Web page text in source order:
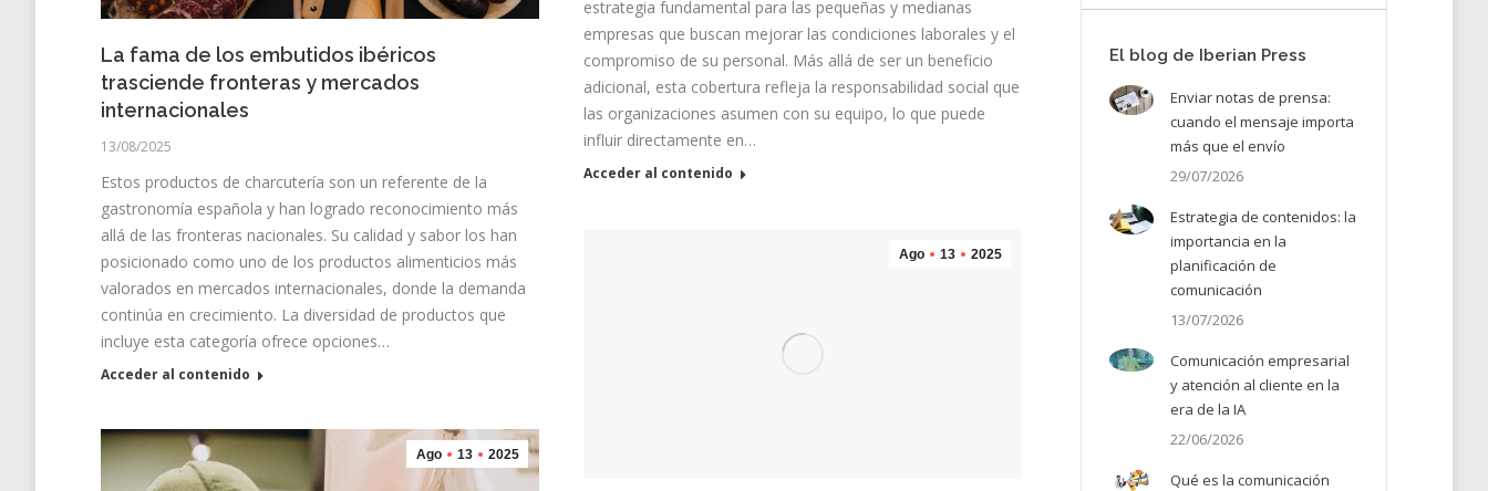
estrategia fundamental para las pequeñas y medianas
empresas que buscan mejorar las condiciones laborales y el
compromiso de su personal. Más allá de ser un beneficio
adicional, esta cobertura refleja la responsabilidad social que
las organizaciones asumen con su equipo, lo que puede
influir directamente en…
Acceder al contenido
La fama de los embutidos ibéricos
trasciende fronteras y mercados
internacionales
13/08/2025
Estos productos de charcutería son un referente de la
gastronomía española y han logrado reconocimiento más
allá de las fronteras nacionales. Su calidad y sabor los han
posicionado como uno de los productos alimenticios más
valorados en mercados internacionales, donde la demanda
continúa en crecimiento. La diversidad de productos que
incluye esta categoría ofrece opciones…
Acceder al contenido
Ago 13 2025
Ago 13 2025
El blog de Iberian Press
Enviar notas de prensa:
cuando el mensaje importa
más que el envío
29/07/2026
Estrategia de contenidos: la
importancia en la
planificación de
comunicación
13/07/2026
Comunicación empresarial
y atención al cliente en la
era de la IA
22/06/2026
Qué es la comunicación